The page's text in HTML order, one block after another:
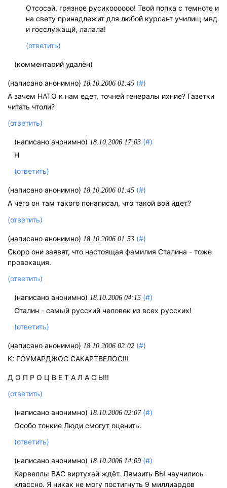
Отсосай, грязное русикоооооо! Твой попка с темноте и
на свету принадлежит для любой курсант училищ мвд
и госслужащй, лалала!
(ответить)
(комментарий удалён)
(написано анонимно) 18.10.2006 01:45 (#)
А зачем НАТО к нам едет, точней генералы ихние? Газетки
читать чтоли?
(ответить)
(написано анонимно) 18.10.2006 17:03 (#)
Н
(ответить)
(написано анонимно) 18.10.2006 01:45 (#)
А чего он там такого понаписал, что такой вой идет?
(ответить)
(написано анонимно) 18.10.2006 01:53 (#)
Скоро они заявят, что настоящая фамилия Сталина - тоже
провокация.
(ответить)
(написано анонимно) 18.10.2006 04:15 (#)
Сталин - самый русский человек из всех русских!
(ответить)
(написано анонимно) 18.10.2006 02:02 (#)
К: ГОУМАРДЖОС САКАРТВЕЛОС!!!
Д О П Р О Ц В Е Т А Л А С Ь!!!
(ответить)
(написано анонимно) 18.10.2006 02:07 (#)
Особо тонкие Люди смогут оценить.
(ответить)
(написано анонимно) 18.10.2006 14:09 (#)
Карвеллы ВАС виртухай ждёт. Лямзить ВЫ научились
классно. Я никак не могу постигнуть 9 миллиардов